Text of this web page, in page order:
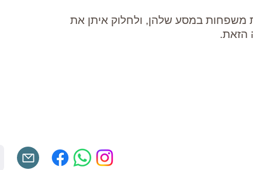
משפחות במסע שלהן, ולחלוק איתן את
הזאת.